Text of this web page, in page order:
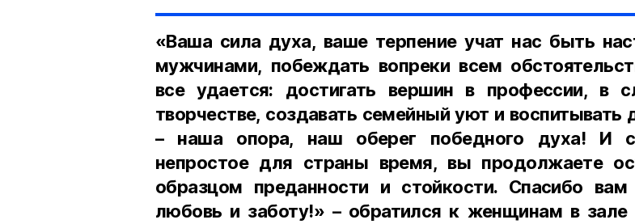
«Ваша сила духа, ваше терпение учат нас быть
мужчинами, побеждать вопреки всем
все удается: достигать вершин в профессии, в
творчестве, создавать семейный уют и воспитывать
– наша опора, наш оберег победного духа! И
непростое для страны время, вы продолжаете
образцом преданности и стойкости. Спасибо
любовь и заботу!» – обратился к женщинам в зале